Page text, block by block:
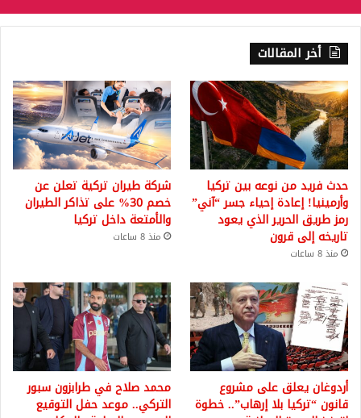
أخر المقالات
حدث فريد من نوعه بين تركيا
وأرمينيا! إعادة إحياء جسر “آني”
رمز طريق الحرير الذي يعود
تاريخه إلى قرون
منذ 8 ساعات
شركة طيران تركية تعلن عن
خصم 30% على تذاكر الطيران
والأمتعة داخل تركيا
منذ 8 ساعات
أردوغان يعلق على مشروع
قانون “تركيا بلا إرهاب”.. خطوة
محمد صلاح في طرابزون سبور
التركي.. موعد حفل التوقيع